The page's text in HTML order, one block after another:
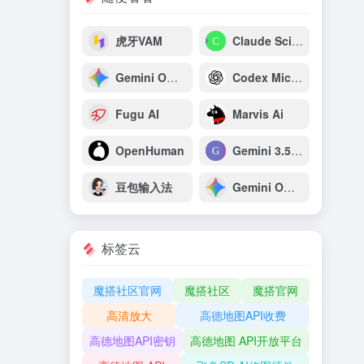
虎牙VAM Claude Science
Gemini Omni Flash：谷歌原生多模态视频生成与推理模型 Codex Micro：OpenAI专为开发者打造的AI编程专用宏键盘
Fugu AI Marvis Ai
OpenHuman Gemini 3.5 Pro
豆包输入法 Gemini Omni
标签云
魔搭社区官网 魔搭社区
魔搭官网
高清放大
高德地图API收费
高德地图API密钥
高德地图 API开放平台